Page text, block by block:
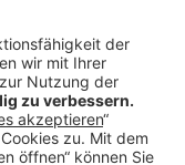
besteuern, als wenn
selbst erzielt worden
dass es sich um
war indes der
seien vom
zu trennen,
bildeten. Dem